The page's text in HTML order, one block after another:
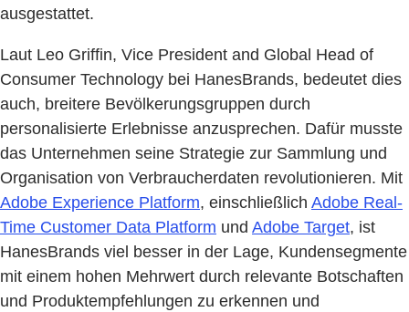
ausgestattet.
Laut Leo Griffin, Vice President and Global Head of
Consumer Technology bei HanesBrands, bedeutet dies
auch, breitere Bevölkerungsgruppen durch
personalisierte Erlebnisse anzusprechen. Dafür musste
das Unternehmen seine Strategie zur Sammlung und
Organisation von Verbraucherdaten revolutionieren. Mit
Adobe Experience Platform, einschließlich Adobe Real-
Time Customer Data Platform und Adobe Target, ist
HanesBrands viel besser in der Lage, Kundensegmente
mit einem hohen Mehrwert durch relevante Botschaften
und Produktempfehlungen zu erkennen und